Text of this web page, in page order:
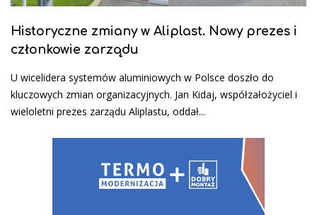
Historyczne zmiany w Aliplast. Nowy prezes i
członkowie zarządu
U wicelidera systemów aluminiowych w Polsce doszło do
kluczowych zmian organizacyjnych. Jan Kidaj, współzałożyciel i
wieloletni prezes zarządu Aliplastu, oddał...